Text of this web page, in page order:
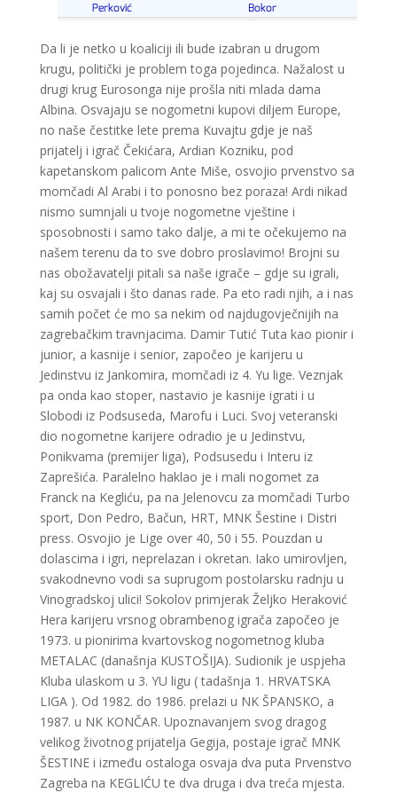
Da li je netko u koaliciji ili bude izabran u drugom
krugu, politički je problem toga pojedinca. Nažalost u
drugi krug Eurosonga nije prošla niti mlada dama
Albina. Osvajaju se nogometni kupovi diljem Europe,
no naše čestitke lete prema Kuvajtu gdje je naš
prijatelj i igrač Čekićara, Ardian Kozniku, pod
kapetanskom palicom Ante Miše, osvojio prvenstvo sa
momčadi Al Arabi i to ponosno bez poraza! Ardi nikad
nismo sumnjali u tvoje nogometne vještine i
sposobnosti i samo tako dalje, a mi te očekujemo na
našem terenu da to sve dobro proslavimo! Brojni su
nas obožavatelji pitali sa naše igrače – gdje su igrali,
kaj su osvajali i što danas rade. Pa eto radi njih, a i nas
samih počet će mo sa nekim od najdugovječnijih na
zagrebačkim travnjacima. Damir Tutić Tuta kao pionir i
junior, a kasnije i senior, započeo je karijeru u
Jedinstvu iz Jankomira, momčadi iz 4. Yu lige. Veznjak
pa onda kao stoper, nastavio je kasnije igrati i u
Slobodi iz Podsuseda, Marofu i Luci. Svoj veteranski
dio nogometne karijere odradio je u Jedinstvu,
Ponikvama (premijer liga), Podsusedu i Interu iz
Zaprešića. Paralelno haklao je i mali nogomet za
Franck na Kegliću, pa na Jelenovcu za momčadi Turbo
sport, Don Pedro, Bačun, HRT, MNK Šestine i Distri
press. Osvojio je Lige over 40, 50 i 55. Pouzdan u
dolascima i igri, neprelazan i okretan. Iako umirovljen,
svakodnevno vodi sa suprugom postolarsku radnju u
Vinogradskoj ulici! Sokolov primjerak Željko Heraković
Hera karijeru vrsnog obrambenog igrača započeo je
1973. u pionirima kvartovskog nogometnog kluba
METALAC (današnja KUSTOŠIJA). Sudionik je uspjeha
Kluba ulaskom u 3. YU ligu ( tadašnja 1. HRVATSKA
LIGA ). Od 1982. do 1986. prelazi u NK ŠPANSKO, a
1987. u NK KONČAR. Upoznavanjem svog dragog
velikog životnog prijatelja Gegija, postaje igrač MNK
ŠESTINE i između ostaloga osvaja dva puta Prvenstvo
Zagreba na KEGLIĆU te dva druga i dva treća mjesta.